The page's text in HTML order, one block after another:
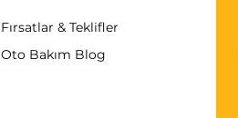
Fırsatlar & Teklifler
Oto Bakım Blog